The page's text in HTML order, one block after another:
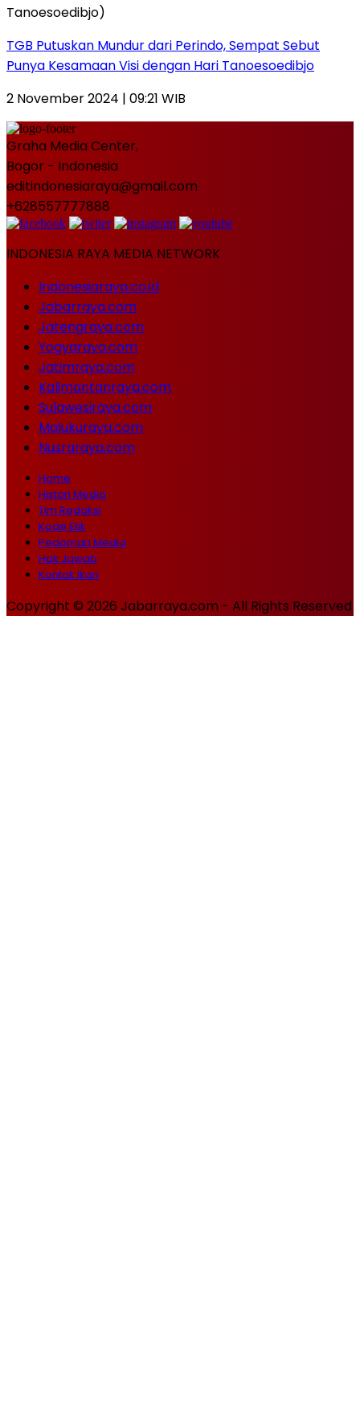
TGB Putuskan Mundur dari Perindo, Sempat Sebut
Punya Kesamaan Visi dengan Hari Tanoesoedibjo
2 November 2024 | 09:21 WIB
Graha Media Center,
Bogor - Indonesia
editindonesiaraya@gmail.com
+628557777888
INDONESIA RAYA MEDIA NETWORK
Indonesiaraya.co.id
Jabarraya.com
Jatengraya.com
Yogyaraya.com
Jatimraya.com
Kalimantanraya.com
Sulawesiraya.com
Malukuraya.com
Nusraraya.com
Home
Histori Media
Tim Redaksi
Kode Etik
Pedoman Media
Hak Jawab
Kontak Ikan
Copyright © 2026 Jabarraya.com - All Rights Reserved